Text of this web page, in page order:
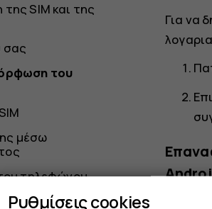
Για να
Εάν
SIM και της
σας
του
μέσω
τηλεφώνου
Ρυθμίσεις cookies